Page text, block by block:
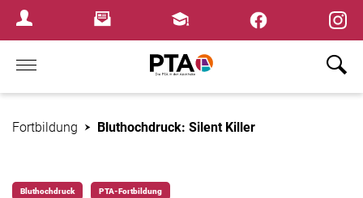
Login MenuNewsletterFortbildungen
Home
Fortbildung Bluthochdruck: Silent Killer
Bluthochdruck PTA-Fortbildung
×